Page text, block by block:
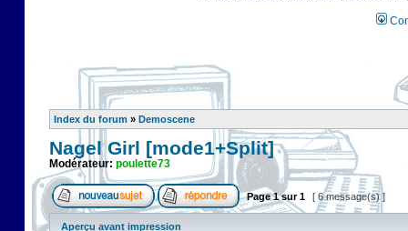
Index du forum » Demoscene
Nagel Girl [mode1+Split]
Modérateur: poulette73
Page1sur1 [ 6 message(s) ]
Aperçu avant impression